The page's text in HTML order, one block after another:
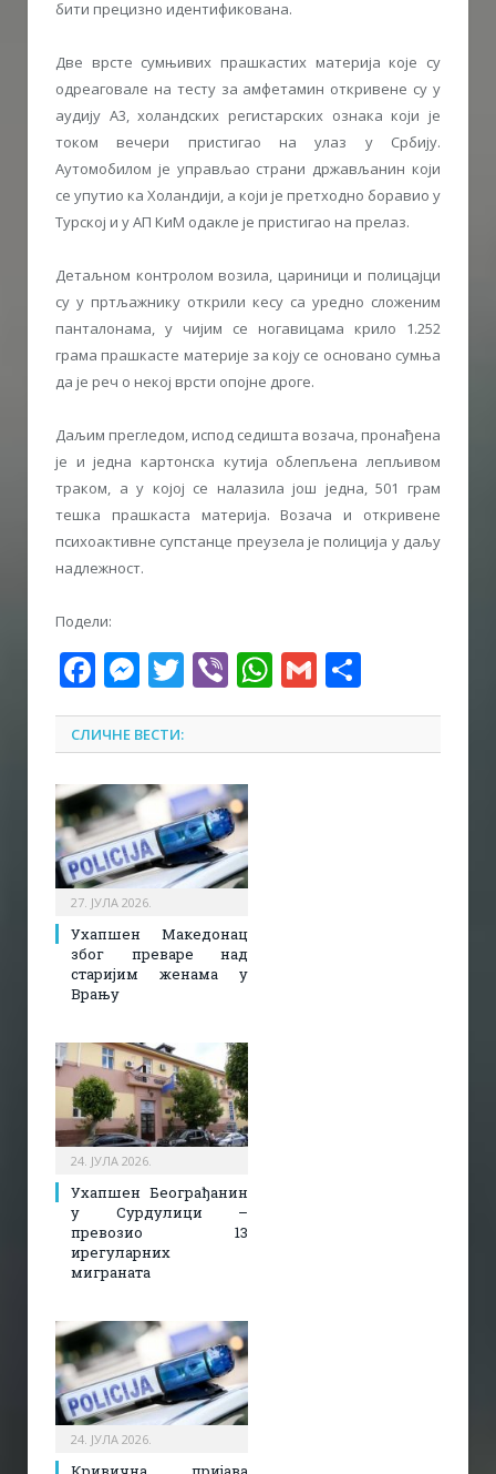
бити прецизно идентификована.
Две врсте сумњивих прашкастих материја које су
одреаговале на тесту за амфетамин откривене су у
аудију А3, холандских регистарских ознака који је
током вечери пристигао на улаз у Србију.
Аутомобилом је управљао страни држављанин који
се упутио ка Холандији, а који је претходно боравио у
Турској и у АП КиМ одакле је пристигао на прелаз.
Детаљном контролом возила, цариници и полицајци
су у пртљажнику открили кесу са уредно сложеним
панталонама, у чијим се ногавицама крилo 1.252
грама прашкасте материје за коју се основано сумња
да је реч о некој врсти опојне дроге.
Даљим прегледом, испод седишта возача, пронађена
је и једна картонска кутија облепљена лепљивом
траком, а у којој се налазила још једна, 501 грам
тешка прашкаста материја. Возача и откривене
психоактивне супстанце преузела је полиција у даљу
надлежност.
Подели:
Facebook
Messenger
Twitter
ViberWhatsApp
Gmail
СЛИЧНЕ ВЕСТИ:
27. ЈУЛА 2026.
Ухапшен Македонац
због преваре над
старијим женама у
Врању
24. ЈУЛА 2026.
Ухапшен Београђанин
у Сурдулици –
превозио 13
ирегуларних
миграната
24. ЈУЛА 2026.